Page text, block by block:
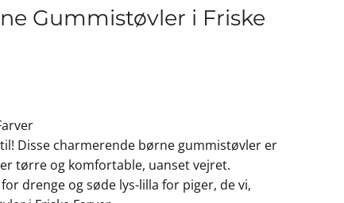
Gummistøvler i Friske
kr..
Disse charmerende børne gummistøvler er
tørre og komfortable, uanset vejret.
drenge og søde lys-lilla for piger, de vi,